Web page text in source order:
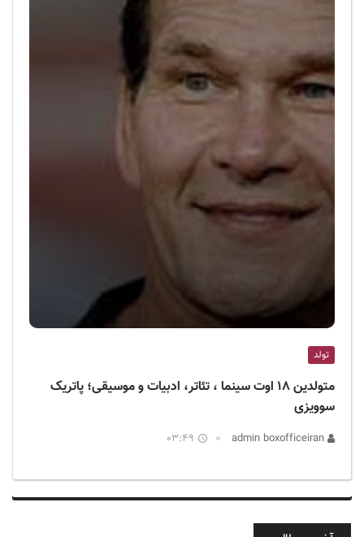
تولد
متولدین ۱۸ اوت سینما ، تئاتر، ادبیات و موسیقی؛ پاتریک
سوویزی
03:49